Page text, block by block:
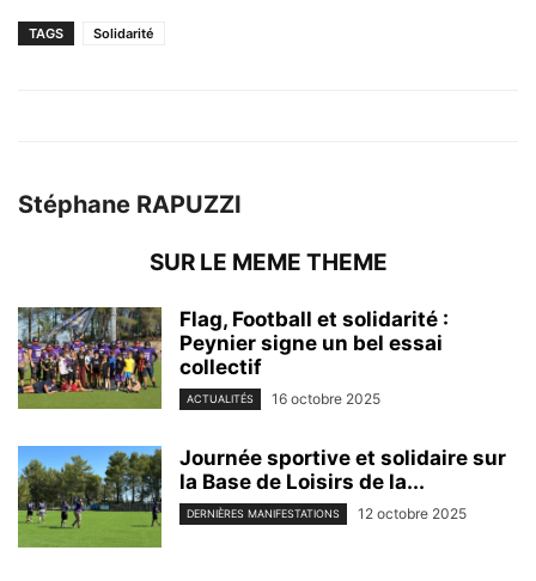
TAGS Solidarité
Stéphane RAPUZZI
SUR LE MEME THEME
Flag, Football et solidarité :
Peynier signe un bel essai
collectif
ACTUALITÉS 16 octobre 2025
Journée sportive et solidaire sur
la Base de Loisirs de la...
DERNIÈRES MANIFESTATIONS 12 octobre 2025